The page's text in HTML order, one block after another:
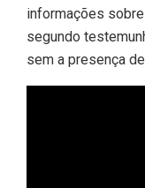
informações
segundo
sem a presença